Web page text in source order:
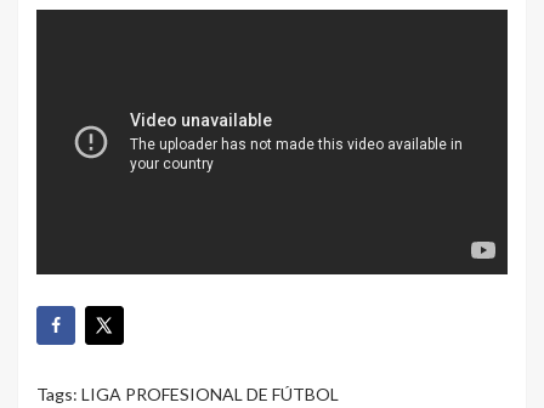
Tags: LIGA PROFESIONAL DE FÚTBOL